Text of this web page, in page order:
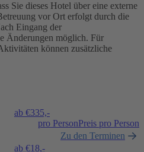
Sie dieses Hotel über eine externe
vor Ort erfolgt durch die
Eingang der
Änderungen möglich. Für
können zusätzliche
ab €335,-
pro PersonPreis pro Person
Zu den Terminen
ab €18,-